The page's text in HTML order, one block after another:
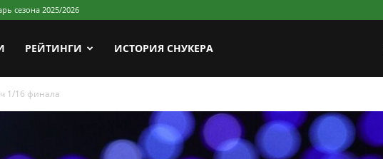
сезона 2025/2026
РЕЙТИНГИ ИСТОРИЯ СНУКЕРА
1/16 финала